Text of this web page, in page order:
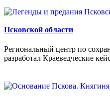
Псковской области
Региональный центр по
разработал Краеведческие